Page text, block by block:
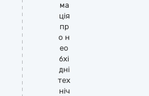
ма
ція
пр
о н
ео
бхі
дні
тех
ніч